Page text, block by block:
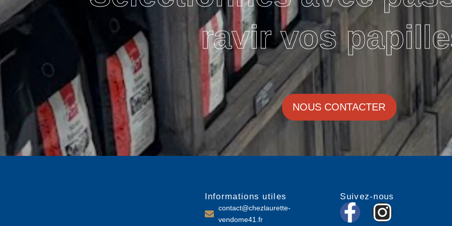
ravir vos
NOUS CONTACTER
Informations utiles
contact@chezlaurette-
vendome41.fr
Suivez-nous
F
I